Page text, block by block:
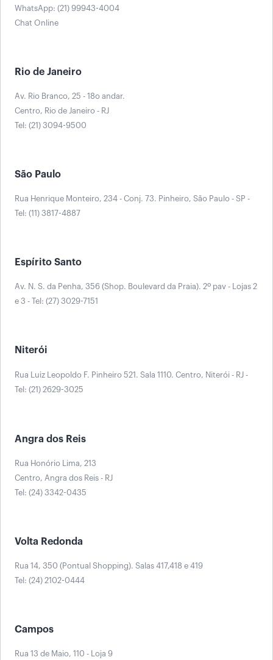
WhatsApp: (21) 99943-4004
Chat Online
Rio de Janeiro
Av. Rio Branco, 25 - 18o andar.
Centro, Rio de Janeiro - RJ
Tel: (21) 3094-9500
São Paulo
Rua Henrique Monteiro, 234 - Conj. 73. Pinheiro, São Paulo - SP -
Tel: (11) 3817-4887
Espírito Santo
Av. N. S. da Penha, 356 (Shop. Boulevard da Praia). 2º pav - Lojas 2
e 3 - Tel: (27) 3029-7151
Niterói
Rua Luiz Leopoldo F. Pinheiro 521. Sala 1110. Centro, Niterói - RJ -
Tel: (21) 2629-3025
Angra dos Reis
Rua Honório Lima, 213
Centro, Angra dos Reis - RJ
Tel: (24) 3342-0435
Volta Redonda
Rua 14, 350 (Pontual Shopping). Salas 417,418 e 419
Tel: (24) 2102-0444
Campos
Rua 13 de Maio, 110 - Loja 9